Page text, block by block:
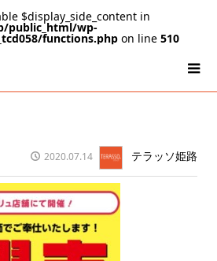
$display_side_content in
public_html/wp-
functions.php on line 510
2020.07.14 テラッソ姫路